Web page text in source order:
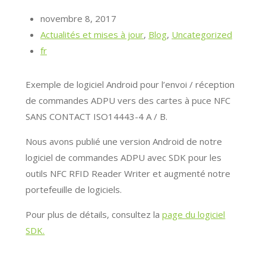
novembre 8, 2017
Actualités et mises à jour, Blog, Uncategorized
fr
Exemple de logiciel Android pour l’envoi / réception
de commandes ADPU vers des cartes à puce NFC
SANS CONTACT ISO14443-4 A / B.
Nous avons publié une version Android de notre
logiciel de commandes ADPU avec SDK pour les
outils NFC RFID Reader Writer et augmenté notre
portefeuille de logiciels.
Pour plus de détails, consultez lapage du logiciel
SDK.